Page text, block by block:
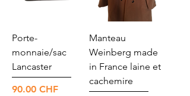
Porte-
monnaie/sac
Lancaster
Prix
90.00 CHF
Manteau
Weinberg made
in France laine et
cachemire